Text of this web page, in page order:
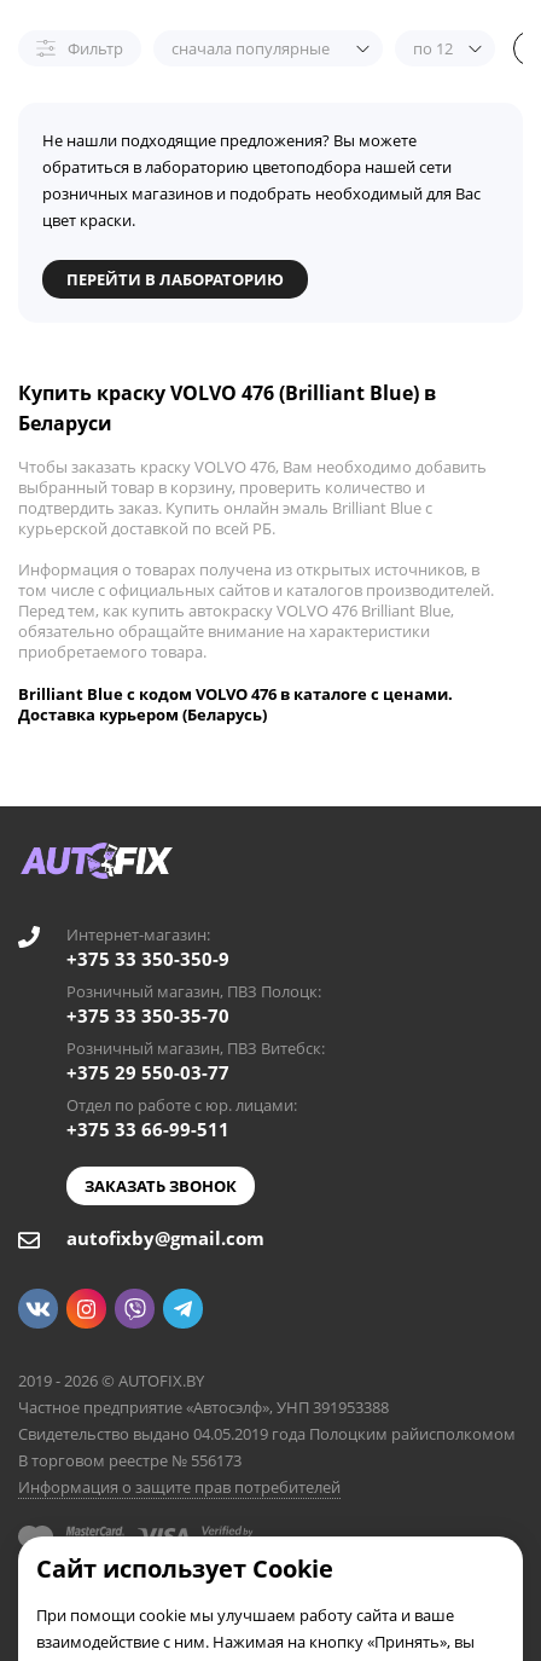
Фильтр сначала популярные по 12
Не нашли подходящие предложения? Вы можете
обратиться в лабораторию цветоподбора нашей сети
розничных магазинов и подобрать необходимый для Вас
цвет краски.
ПЕРЕЙТИ В ЛАБОРАТОРИЮ
Купить краску VOLVO 476 (Brilliant Blue) в
Беларуси
Чтобы заказать краску VOLVO 476, Вам необходимо добавить
выбранный товар в корзину, проверить количество и
подтвердить заказ. Купить онлайн эмаль Brilliant Blue с
курьерской доставкой по всей РБ.
Информация о товарах получена из открытых источников, в
том числе с официальных сайтов и каталогов производителей.
Перед тем, как купить автокраску VOLVO 476 Brilliant Blue,
обязательно обращайте внимание на характеристики
приобретаемого товара.
Brilliant Blue с кодом VOLVO 476 в каталоге с ценами.
Доставка курьером (Беларусь)
Интернет-магазин:
+375 33 350-350-9
Розничный магазин, ПВЗ Полоцк:
+375 33 350-35-70
Розничный магазин, ПВЗ Витебск:
+375 29 550-03-77
Отдел по работе с юр. лицами:
+375 33 66-99-511
ЗАКАЗАТЬ ЗВОНОК
autofixby@gmail.com
2019 - 2026 © AUTOFIX.BY
Частное предприятие «Автосэлф», УНП 391953388
Свидетельство выдано 04.05.2019 года Полоцким райисполкомом
В торговом реестре № 556173
Информация о защите прав потребителей
Сайт использует Cookie
При помощи cookie мы улучшаем работу сайта и ваше
взаимодействие с ним. Нажимая на кнопку «Принять», вы